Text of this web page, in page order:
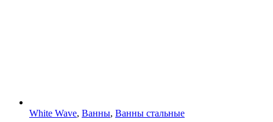
White Wave, Ванны, Ванны стальные